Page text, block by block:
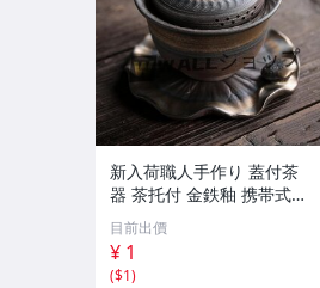
新入荷職人手作り 蓋付茶
器 茶托付 金鉄釉 携帯式
軽量 茶具セット 茶道 中国
茶道具 工夫茶 湯呑み 贈り
物 お礼 来客
目前出價
¥ 1
($1)